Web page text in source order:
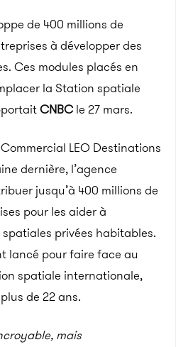
de 400 millions de
à développer des
Ces modules placés en
la Station spatiale
CNBC le 27 mars.
LEO Destinations
dernière, l’agence
jusqu’à 400 millions de
pour les aider à
privées habitables.
lancé pour faire face au
spatiale internationale,
de 22 ans.
mais